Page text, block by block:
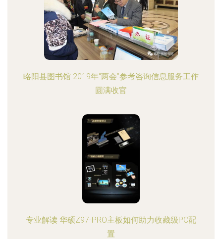
略阳县图书馆 2019年“两会”参考咨询信息服务工作
圆满收官
专业解读 华硕Z97-PRO主板如何助力收藏级PC配
置